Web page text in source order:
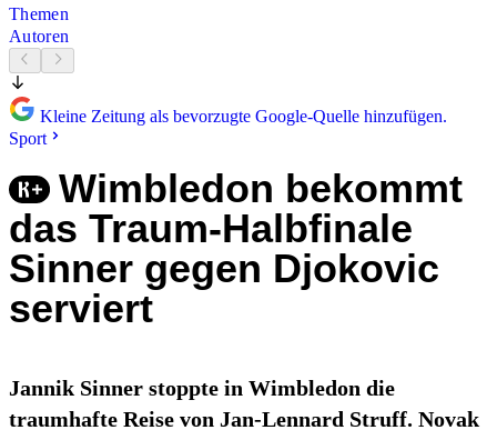
Themen
Autoren
Kleine Zeitung als bevorzugte Google-Quelle hinzufügen.
Sport
Wimbledon bekommt
das Traum-Halbfinale
Sinner gegen Djokovic
serviert
Jannik Sinner stoppte in Wimbledon die
traumhafte Reise von Jan-Lennard Struff. Novak